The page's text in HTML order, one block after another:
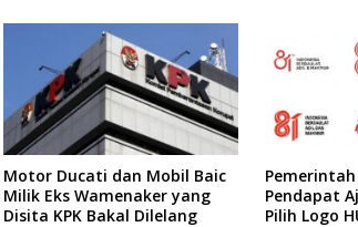
Motor Ducati dan Mobil Baic
Milik Eks Wamenaker yang
Disita KPK Bakal Dilelang
Pendapat
Pilih Logo